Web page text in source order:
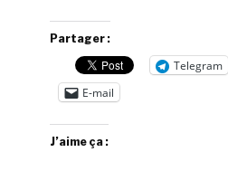
Partager :
Telegram
E-mail
J’aime ça :